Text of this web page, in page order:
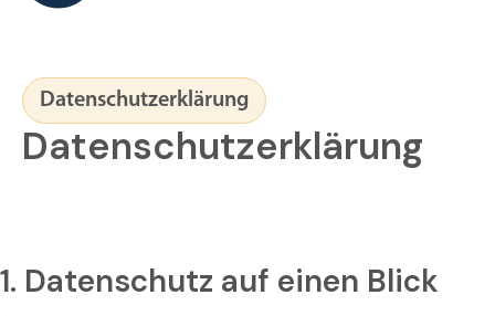
Datenschutzerklärung
Datenschutzerklärung
1. Datenschutz auf einen Blick